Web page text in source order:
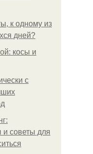
к одному из
дней?
косы и
с
советы для